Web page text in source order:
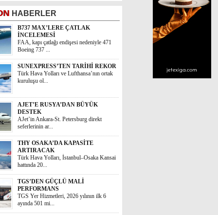
HABERLER
B737 MAX’LERE ÇATLAK
İNCELEMESİ
FAA, kapı çatlağı endişesi nedeniyle 471
Boeing 737 ...
SUNEXPRESS’TEN TARİHİ REKOR
Türk Hava Yolları ve Lufthansa’nın ortak
kuruluşu ol...
AJET’E RUSYA’DAN BÜYÜK
DESTEK
AJet’in Ankara-St. Petersburg direkt
seferlerinin ar...
THY OSAKA’DA KAPASİTE
ARTIRACAK
Türk Hava Yolları, İstanbul–Osaka Kansai
hattında 20...
TGS’DEN GÜÇLÜ MALİ
PERFORMANS
TGS Yer Hizmetleri, 2026 yılının ilk 6
ayında 501 mi...